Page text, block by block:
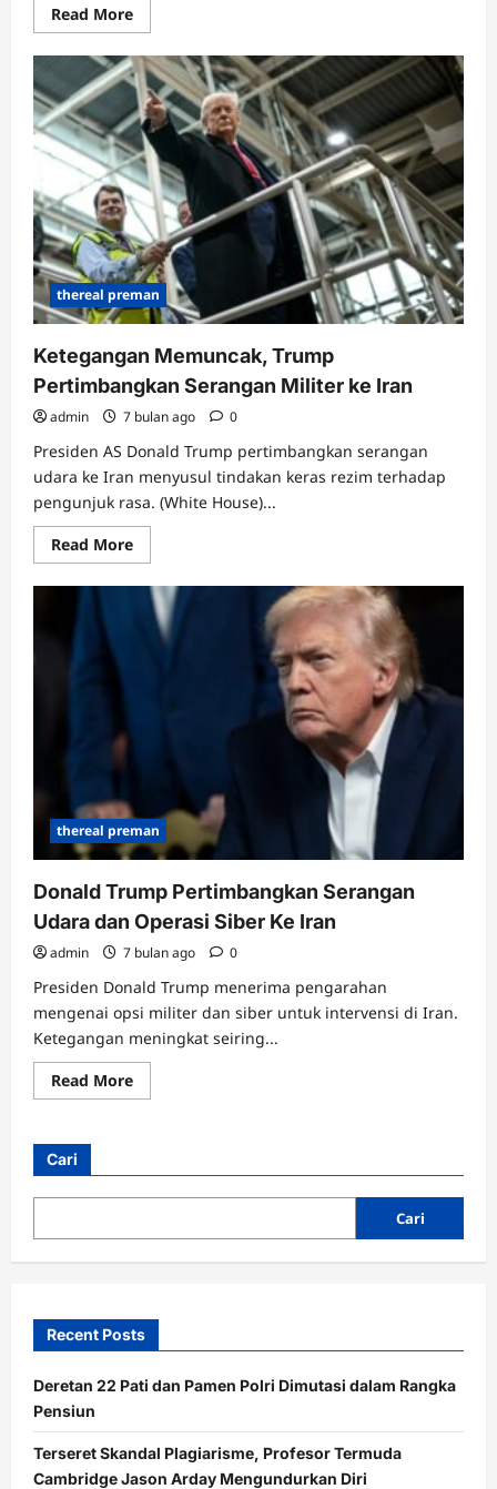
Read MoreRead
more
Kirim
396
Drone
dan
Misil,
Rusia
Lancarkan
Serangan
Besar-
besaran
ke
Ukraina
thereal preman
Ketegangan Memuncak, Trump
Pertimbangkan Serangan Militer ke Iran
admin 7 bulan ago 0
Presiden AS Donald Trump pertimbangkan serangan
udara ke Iran menyusul tindakan keras rezim terhadap
pengunjuk rasa. (White House)...
Read MoreRead
more
Ketegangan
Memuncak,
Trump
Pertimbangkan
thereal preman
Donald Trump Pertimbangkan Serangan
Udara dan Operasi Siber Ke Iran
admin 7 bulan ago 0
Presiden Donald Trump menerima pengarahan
mengenai opsi militer dan siber untuk intervensi di Iran.
Ketegangan meningkat seiring...
Read MoreRead
more
Serangan
dan
Siber
Iran
Cari
Cari
Recent Posts
Deretan 22 Pati dan Pamen Polri Dimutasi dalam Rangka
Pensiun
Terseret Skandal Plagiarisme, Profesor Termuda
Cambridge Jason Arday Mengundurkan Diri